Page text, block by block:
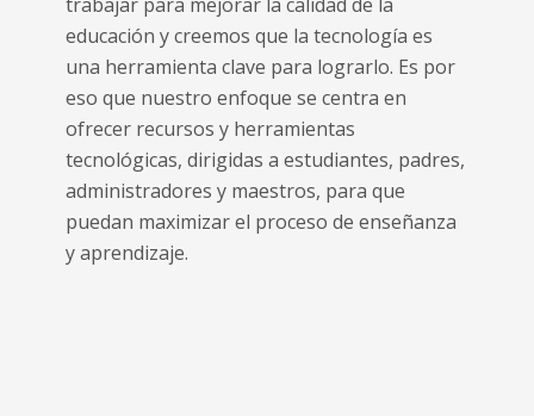
educación y creemos que la tecnología es
una herramienta clave para lograrlo. Es por
eso que nuestro enfoque se centra en
ofrecer recursos y herramientas
tecnológicas, dirigidas a estudiantes, padres,
administradores y maestros, para que
puedan maximizar el proceso de enseñanza
y aprendizaje.